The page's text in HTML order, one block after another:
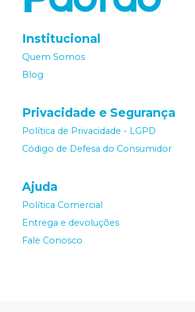
Institucional
Quem Somos
Blog
Privacidade e Segurança
Política de Privacidade - LGPD
Código de Defesa do Consumidor
Ajuda
Política Comercial
Entrega e devoluções
Fale Conosco